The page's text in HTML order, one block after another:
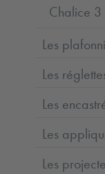
Chalice 3
Les
Les
Les
Les
Les